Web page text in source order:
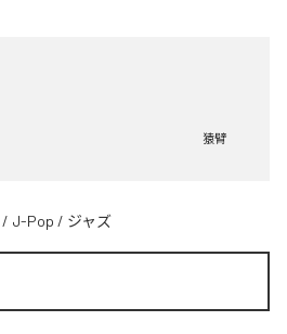
猿臂
/ J-Pop / ジャズ